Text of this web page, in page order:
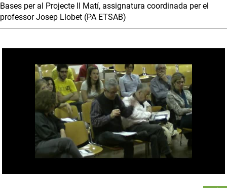
Bases per al Projecte II Matí, assignatura coordinada per el
professor Josep Llobet (PA ETSAB)